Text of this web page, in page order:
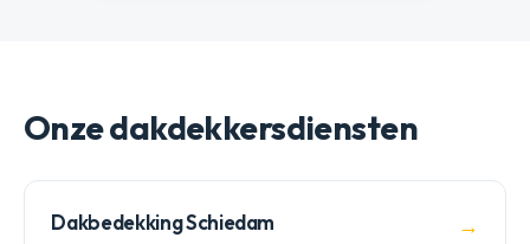
Onze dakdekkersdiensten
Dakbedekking Schiedam →